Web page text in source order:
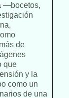
—bocetos,
de
que
y la
como un
de una